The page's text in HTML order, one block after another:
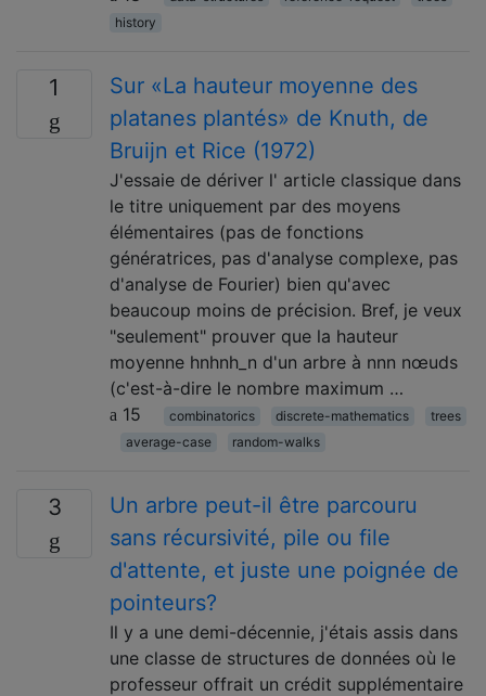
history
1
Sur «La hauteur moyenne des
platanes plantés» de Knuth, de
Bruijn et Rice (1972)
J'essaie de dériver l' article classique dans
le titre uniquement par des moyens
élémentaires (pas de fonctions
génératrices, pas d'analyse complexe, pas
d'analyse de Fourier) bien qu'avec
beaucoup moins de précision. Bref, je veux
"seulement" prouver que la hauteur
moyenne hnhnh_n d'un arbre à nnn nœuds
(c'est-à-dire le nombre maximum …
15
combinatorics discrete-mathematics
trees
average-case
random-walks
3
Un arbre peut-il être parcouru
sans récursivité, pile ou file
d'attente, et juste une poignée de
pointeurs?
Il y a une demi-décennie, j'étais assis dans
une classe de structures de données où le
professeur offrait un crédit supplémentaire